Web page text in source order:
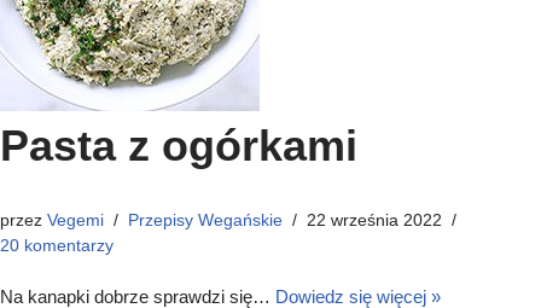
Pasta z ogórkami
przez Vegemi Przepisy Wegańskie
22 września 2022
20 komentarzy
Na kanapki dobrze sprawdzi się… Dowiedz się więcej »